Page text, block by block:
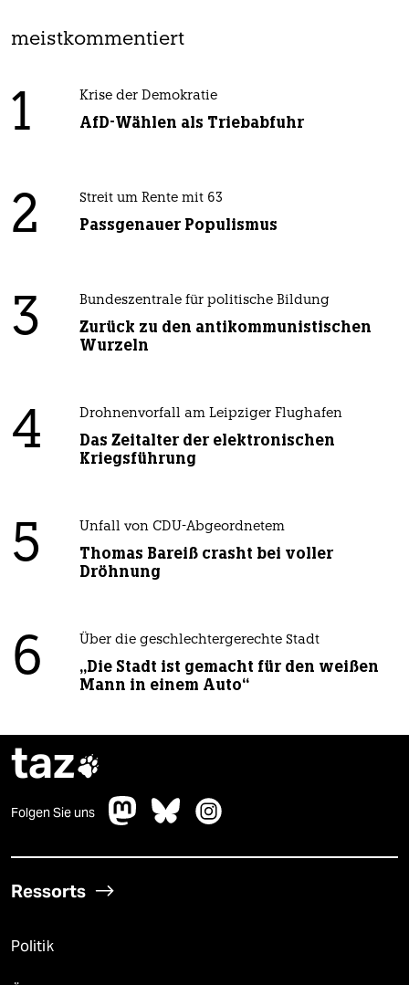
meistkommentiert
1 Krise der Demokratie
AfD-Wählen als Triebabfuhr
2 Streit um Rente mit 63
Passgenauer Populismus
3 Bundeszentrale für politische Bildung
Zurück zu den antikommunistischen
Wurzeln
4 Drohnenvorfall am Leipziger Flughafen
Das Zeitalter der elektronischen
Kriegsführung
5 Unfall von CDU-Abgeordnetem
Thomas Bareiß crasht bei voller
Dröhnung
6 Über die geschlechtergerechte Stadt
„Die Stadt ist gemacht für den weißen
Mann in einem Auto“
taz
Folgen Sie uns
Ressorts
Politik